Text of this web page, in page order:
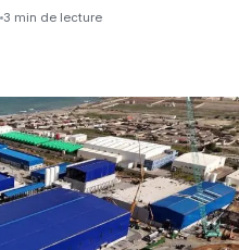
3 min de lecture